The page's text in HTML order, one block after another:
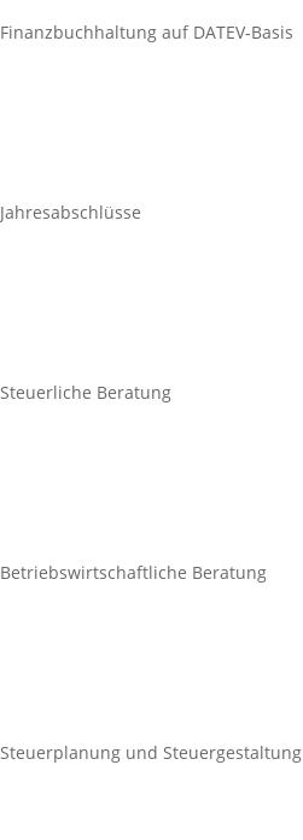
Finanzbuchhaltung auf DATEV-Basis
Jahresabschlüsse
Steuerliche Beratung
Betriebswirtschaftliche Beratung
Steuerplanung und Steuergestaltung